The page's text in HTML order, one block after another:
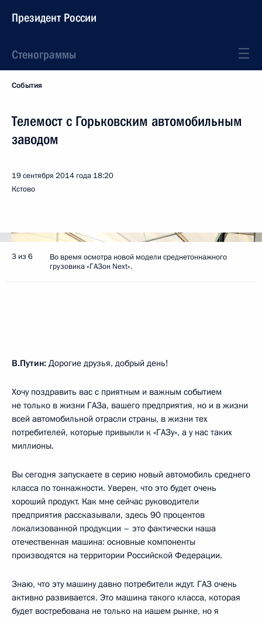
Президент России
Стенограммы
События
Телемост с Горьковским автомобильным
заводом
19 сентября 2014 года 18:20
Кстово
3 из 6
Во время осмотра новой модели среднетоннажного
грузовика «ГАЗон Next».
В.Путин: Дорогие друзья, добрый день!
Хочу поздравить вас с приятным и важным событием
не только в жизни ГАЗа, вашего предприятия, но и в жизни
всей автомобильной отрасли страны, в жизни тех
потребителей, которые привыкли к «ГАЗу», а у нас таких
миллионы.
Вы сегодня запускаете в серию новый автомобиль среднего
класса по тоннажности. Уверен, что это будет очень
хороший продукт. Как мне сейчас руководители
предприятия рассказывали, здесь 90 процентов
локализованной продукции – это фактически наша
отечественная машина: основные компоненты
производятся на территории Российской Федерации.
Знаю, что эту машину давно потребители ждут. ГАЗ очень
активно развивается. Это машина такого класса, которая
будет востребована не только на нашем рынке, но я